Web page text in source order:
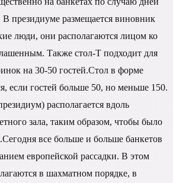
президиуме размещается виновник
люди, они располагаются лицом ко
Также стол-Т подходит для
на 30-50 гостей.Стол в форме
если гостей больше 50, но меньше 150.
располагается вдоль
зала, таким образом, чтобы было
все больше и больше банкетов
европейской рассадки. В этом
в шахматном порядке, в